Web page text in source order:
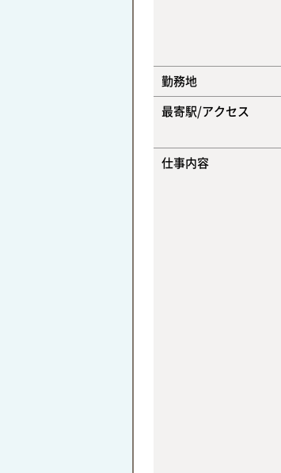
勤務地
最寄駅/アクセス
仕事内容